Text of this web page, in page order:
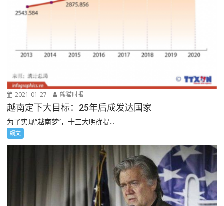
2021-01-27 熊猫时报
越南定下大目标：25年后成发达国家
为了实现“越南梦”，十三大明确提...
網文